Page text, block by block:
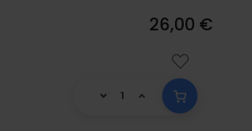
26,00 €